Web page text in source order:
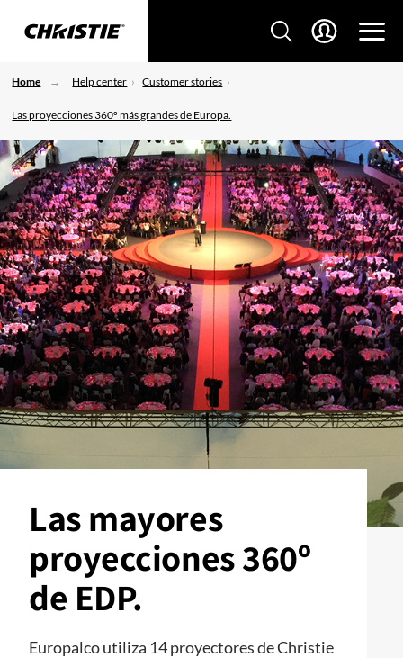
Home Help center Customer stories
Las proyecciones 360º más grandes de Europa.
Las mayores
proyecciones 360º
de EDP.
Europalco utiliza 14 proyectores de Christie